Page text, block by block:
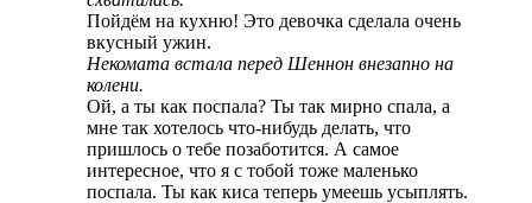
Пойдём на кухню! Это девочка сделала очень
вкусный ужин.
Некомата встала перед Шеннон внезапно на
колени.
Ой, а ты как поспала? Ты так мирно спала, а
мне так хотелось что-нибудь делать, что
пришлось о тебе позаботится. А самое
интересное, что я с тобой тоже маленько
поспала. Ты как киса теперь умеешь усыплять.